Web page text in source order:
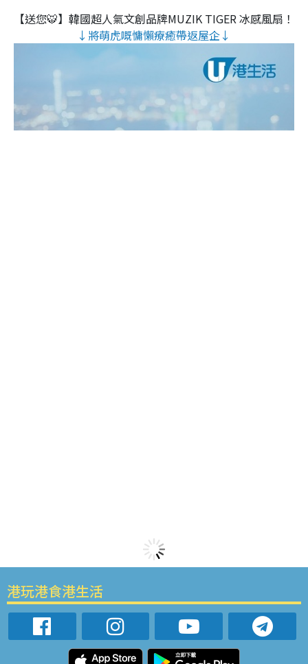
【送您🐯】韓國超人氣文創品牌MUZIK TIGER 冰感風扇！
↓將萌虎嘅慵懶療癒帶返屋企↓
港玩港食港生活